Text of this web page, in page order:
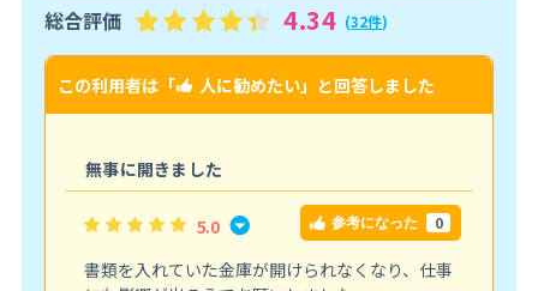
総合評価 4.34 (32件)
この利用者は「 人に勧めたい」と回答しました
無事に開きました
5.0 参考になった 0
書類を入れていた金庫が開けられなくなり、仕事